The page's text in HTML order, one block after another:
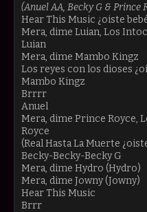
(Anuel AA, Becky G & Prince
Hear This Music ¿oiste
Mera, dime Luian, Los
Luian
Mera, dime Mambo Kingz
Los reyes con los dioses
Mambo Kingz
Brrrr
Anuel
Mera, dime Prince Royce,
Royce
(Real Hasta La Muerte
Becky-Becky-Becky G
Mera, dime Hydro (Hydro)
Mera, dime Jowny (Jowny)
Hear This Music
Brrr